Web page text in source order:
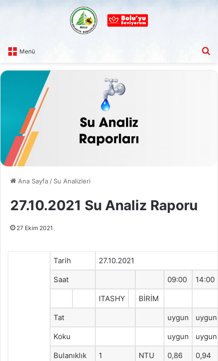
Menü
Ana Sayfa / Su Analizleri
27.10.2021 Su Analiz Raporu
27 Ekim 2021
Tarih 27.10.2021
Saat 09:00 14:00
ITASHY BİRİM
Tat uygun uygun
Koku uygun uygun
Bulanıklık 1 NTU 0,86 0,94